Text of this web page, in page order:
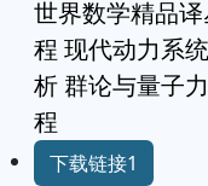
世界数学精品
程 现代动力系
析 群论与量子
程
下载链接1